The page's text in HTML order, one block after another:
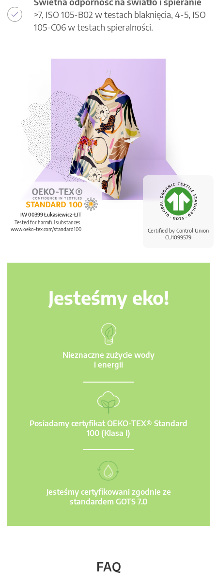
Certified by Control Union
CU1099579
IW 00399 Łukasiewicz-ŁIT
Tested for harmful substances.
www.oeko-tex.com/standard100
>7, ISO 105-B02 w testach blaknięcia, 4-5, ISO
105-C06 w testach spieralności.
Jesteśmy eko!
Nieznaczne zużycie wody
i energii
Posiadamy certyfikat OEKO-TEX® Standard
100 (Klasa I)
Jesteśmy certyfikowani zgodnie ze
standardem GOTS 7.0
FAQ